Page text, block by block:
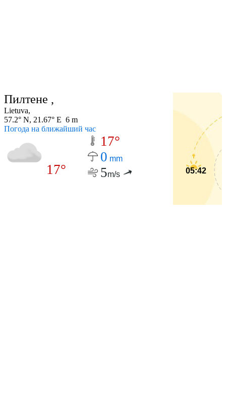
Пилтене ,
Lietuva,
57.2° N, 21.67° E 6 m
Погода на ближайший час
17°
17°
0 mm
5m/s 05:42